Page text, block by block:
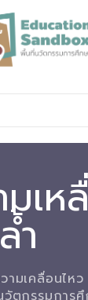
ะมาตรฐานการแ
ง
เห
ล้ำ
ามเคลื่อนไห
ตกรรมการศึ